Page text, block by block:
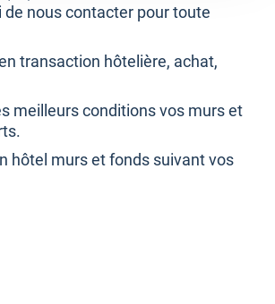
nous contacter pour toute
transaction hôtelière, achat,
meilleurs conditions vos murs et
hôtel murs et fonds suivant vos